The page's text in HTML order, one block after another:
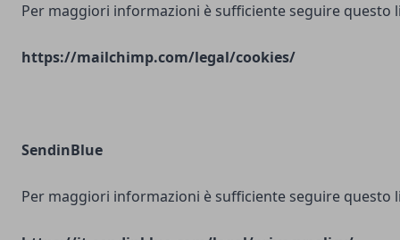
Per maggiori informazioni è sufficiente seguire questo
https://mailchimp.com/legal/cookies/
SendinBlue
Per maggiori informazioni è sufficiente seguire questo